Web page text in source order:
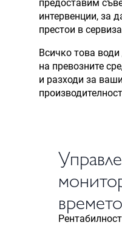
предоставим
интервенции, за
престои в
Всичко това
на превозните
и разходи за